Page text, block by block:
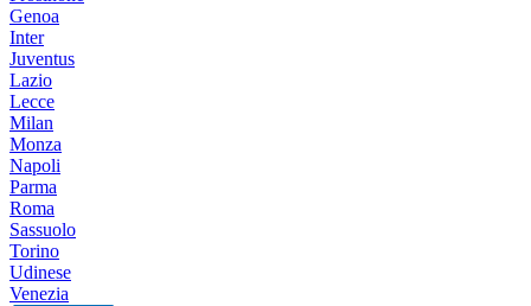
Genoa
Inter
Juventus
Lazio
Lecce
Milan
Monza
Napoli
Parma
Roma
Sassuolo
Torino
Udinese
Venezia